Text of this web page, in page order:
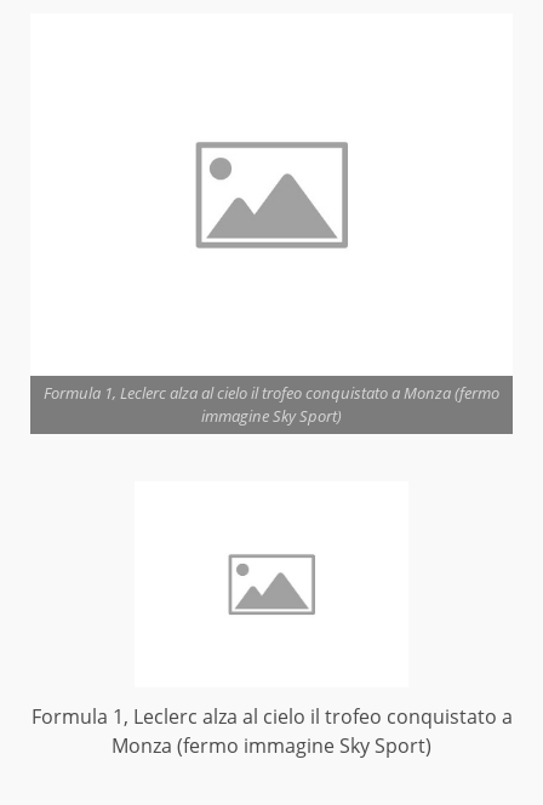
Formula 1, Leclerc alza al cielo il trofeo conquistato a Monza (fermo
immagine Sky Sport)
Formula 1, Leclerc alza al cielo il trofeo conquistato a
Monza (fermo immagine Sky Sport)